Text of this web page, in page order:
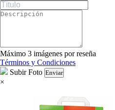
Máximo 3 imágenes por reseña
Términos y Condiciones
Subir Foto Enviar
×